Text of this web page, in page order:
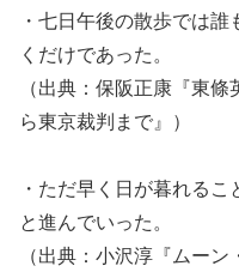
・七日午後の散歩では誰
くだけであった。
（出典：保阪正康『東
ら東京裁判まで』）
・ただ早く日が暮れる
と進んでいった。
（出典：小沢淳『ムー